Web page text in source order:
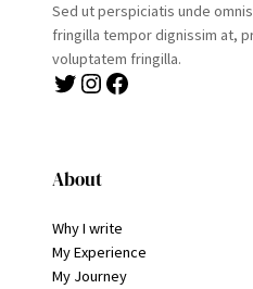
Sed ut perspiciatis unde
fringilla tempor dignissim at,
voluptatem fringilla.
Twitter Instagram Facebook
About
Why I write
My Experience
My Journey